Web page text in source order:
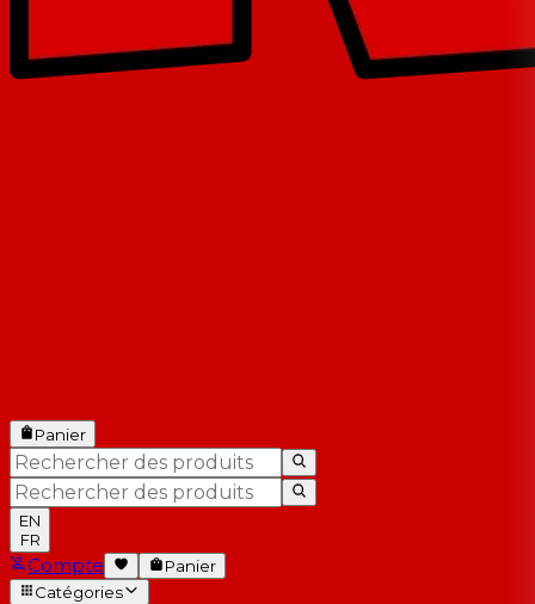
Panier
EN
FR
Compte
Panier
Catégories